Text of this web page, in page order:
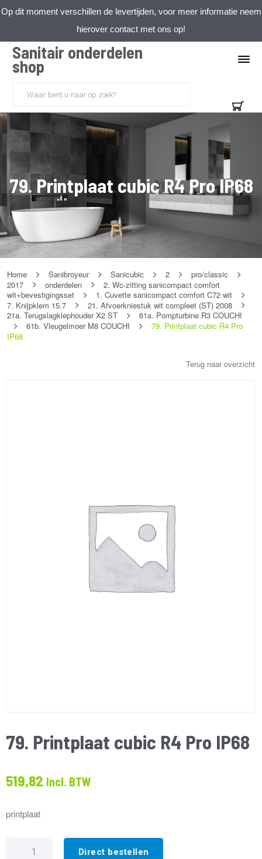
Op dit moment verschillen de levertijden, voor meer informatie neem
hierover contact met ons op!
Sanitair onderdelen
shop
79. Printplaat cubic R4 Pro IP68
Home Sanibroyeur Sanicubic 2
pro/classic
2017
onderdelen
2. Wc-zitting sanicompact comfort
wit+bevestigingsset
1. Cuvette sanicompact comfort C72 wit
7. Knijpklem 15.7
21. Afvoerkniestuk wit compleet (ST) 2008
21a. Terugslagklephouder X2 ST
61a. Pompturbine R3 COUCHI
61b. Vleugelmoer M8 COUCHI
79. Printplaat cubic R4 Pro
IP68
Terug naar overzicht
79. Printplaat cubic R4 Pro IP68
519,82 Incl. BTW
printplaat
Printplaat
Direct bestellen